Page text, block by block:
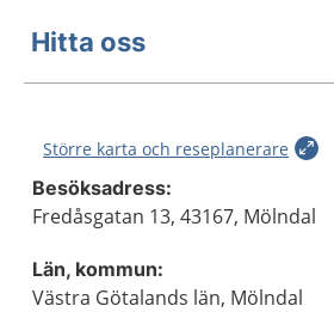
Hitta oss
Större karta och reseplanerare
Besöksadress:
Fredåsgatan 13, 43167, Mölndal
Län, kommun:
Västra Götalands län, Mölndal